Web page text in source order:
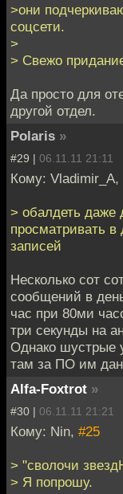
>они
соцсети.
>
> Свежо
Да просто для
другой отдел.
Polaris »
#29 | 06.11.11 21:11
Кому: Vladimir_A,
> обалдеть даже
просматривать
записей
Несколько сот
сообщений в
час при 80ми
три секунды на
Однако шустрые
там за ПО им
Alfa-Foxtrot »
#30 | 06.11.11 21:21
Кому: Nin, #25
> "сволочи
> Я попрошу.